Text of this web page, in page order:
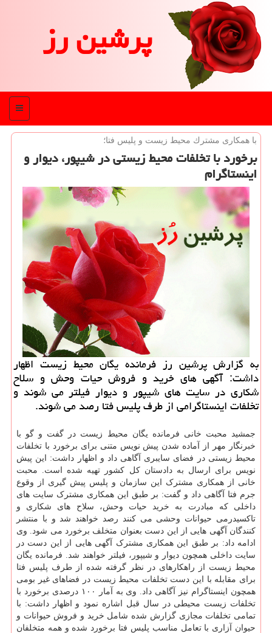
پرشین رز
منو
با همكاری مشترك محیط زیست و پلیس فتا؛
برخورد با تخلفات محیط زیستی در شیپور، دیوار و
اینستاگرام
به گزارش پرشین رز فرمانده یگان محیط زیست اظهار
داشت: آگهی های خرید و فروش حیات وحش و سلاح
شكاری در سایت های شیپور و دیوار فیلتر می شوند و
تخلفات اینستاگرامی از طرف پلیس فتا رصد می شوند.
جمشید محبت خانی فرمانده یگان محیط زیست در گفت و گو با
خبرنگار مهر از آماده شدن پیش نویس متنی برای برخورد با تخلفات
محیط زیستی در فضای سایبری آگاهی داد و اظهار داشت: این پیش
نویس برای ارسال به دادستان کل کشور تهیه شده است. محبت
خانی از همکاری مشترک این سازمان و پلیس پیش گیری از وقوع
جرم فتا آگاهی داد و گفت: بر طبق این همکاری مشترک سایت های
داخلی که مبادرت به خرید حیات وحش، سلاح های شکاری و
تاکسیدرمی حیوانات وحشی می کنند رصد خواهند شد و با منتشر
کنندگان آگهی هایی از این دست بعنوان متخلف برخورد می شود. وی
ادامه داد: بر طبق این همکاری مشترک آگهی هایی از این دست در
سایت داخلی همچون دیوار و شیپور، فیلتر خواهند شد. فرمانده یگان
محیط زیست از راهکارهای در نظر گرفته شده از طرف پلیس فتا
برای مقابله با این دست تخلفات محیط زیست در فضاهای غیر بومی
همچون اینستاگرام نیز آگاهی داد. وی به آمار ۱۰۰ درصدی برخورد با
تخلفات زیست محیطی در سال قبل اشاره نمود و اظهار داشت: با
تمامی تخلفات مجازی گزارش شده شامل خرید و فروش حیوانات و
حیوان آزاری با تعامل مناسب پلیس فتا برخورد شده و همه متخلفان